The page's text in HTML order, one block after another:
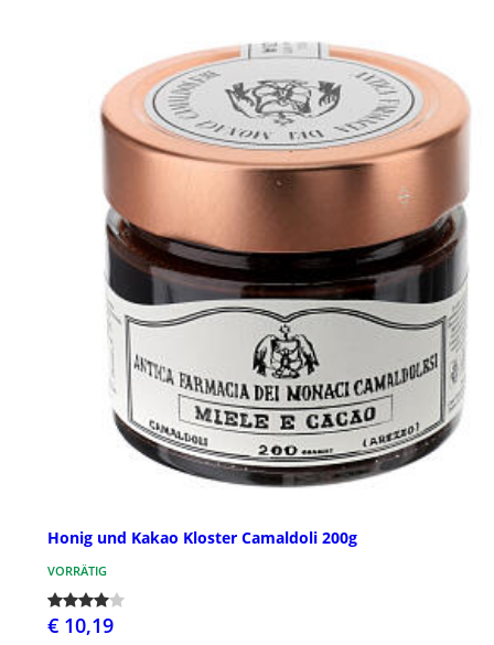
Honig und Kakao Kloster Camaldoli 200g
VORRÄTIG
€ 10,19